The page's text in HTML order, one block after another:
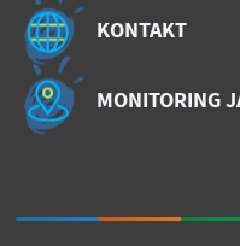
KONTAKT
MONITORING